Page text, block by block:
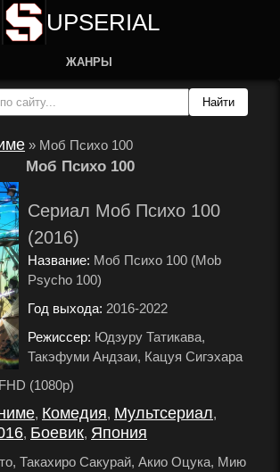
UPSERIAL
ЖАНРЫ
» Моб Психо 100
Моб Психо 100
Сериал Моб Психо 100
(2016)
Название: Моб Психо 100 (Mob
Psycho 100)
Год выхода: 2016-2022
Режиссер: Юдзуру Татикава,
Такэфуми Андзаи, Кацуя Сигэхара
(1080p)
, Комедия, Мультсериал,
, Боевик, Япония
Такахиро Сакурай, Акио Оцука, Мию